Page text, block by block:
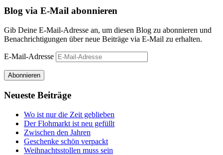
Blog via E-Mail abonnieren
Gib Deine E-Mail-Adresse an, um diesen Blog zu abonnieren und
Benachrichtigungen über neue Beiträge via E-Mail zu erhalten.
E-Mail-Adresse
Abonnieren
Neueste Beiträge
Wo ist nur die Zeit geblieben
Der Flohmarkt ist neu gefüllt
Zwischen den Jahren
Geschenke schön verpackt
Weihnachtsstollen muss sein